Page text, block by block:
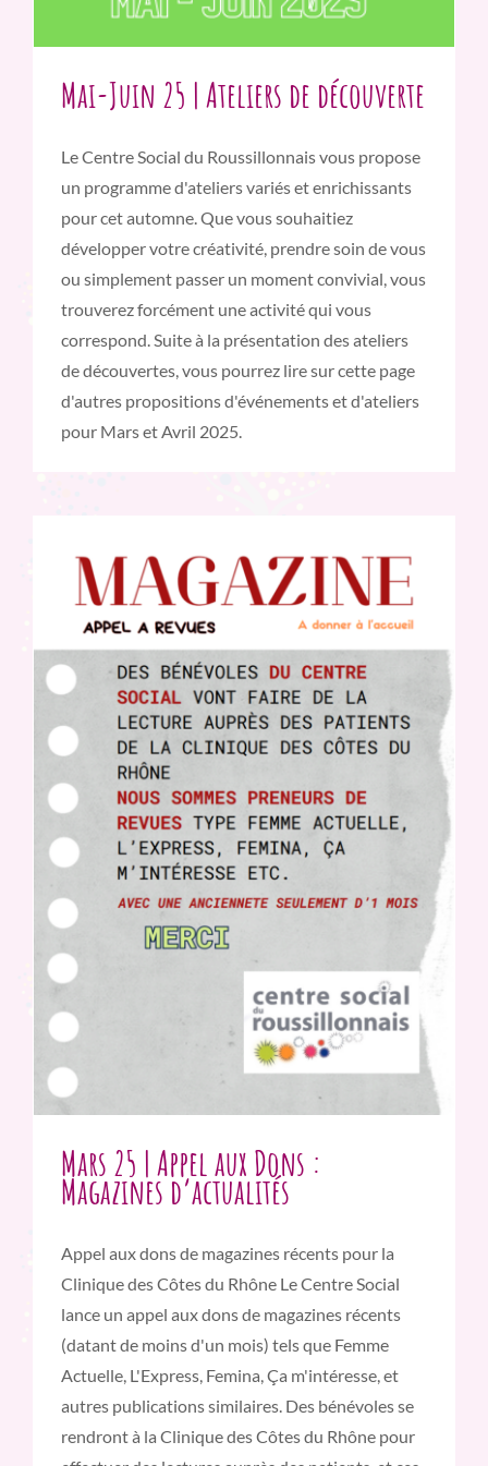
Mai-Juin 25 | Ateliers de découverte
Le Centre Social du Roussillonnais vous propose
un programme d'ateliers variés et enrichissants
pour cet automne. Que vous souhaitiez
développer votre créativité, prendre soin de vous
ou simplement passer un moment convivial, vous
trouverez forcément une activité qui vous
correspond. Suite à la présentation des ateliers
de découvertes, vous pourrez lire sur cette page
d'autres propositions d'événements et d'ateliers
pour Mars et Avril 2025.
Mars 25 | Appel aux Dons :
Magazines d’actualités
Appel aux dons de magazines récents pour la
Clinique des Côtes du Rhône Le Centre Social
lance un appel aux dons de magazines récents
(datant de moins d'un mois) tels que Femme
Actuelle, L'Express, Femina, Ça m'intéresse, et
autres publications similaires. Des bénévoles se
rendront à la Clinique des Côtes du Rhône pour